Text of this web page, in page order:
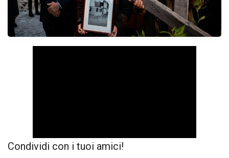
Condividi con i tuoi amici!